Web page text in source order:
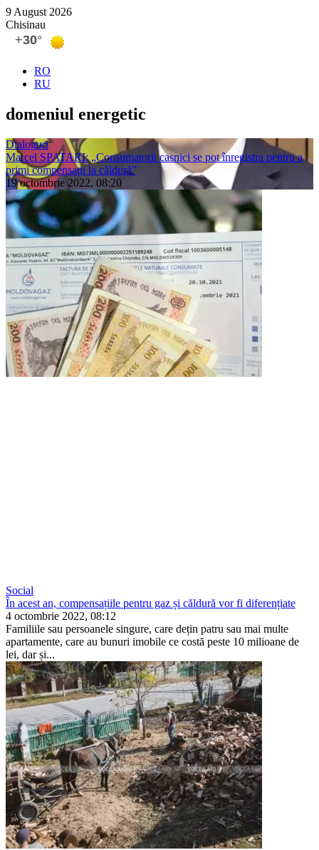
9 August 2026
Chisinau
RO
RU
domeniul energetic
Dialoguri
Marcel SPATARI: „Consumatorii casnici se pot înregistra pentru a
primi compensații la căldură”
19 octombrie 2022, 08:20
Social
În acest an, compensațiile pentru gaz și căldură vor fi diferențiate
4 octombrie 2022, 08:12
Familiile sau persoanele sin­gure, care dețin patru sau mai multe
apartamente, care au bunuri imobile ce costă peste 10 milioane de
lei, dar și...